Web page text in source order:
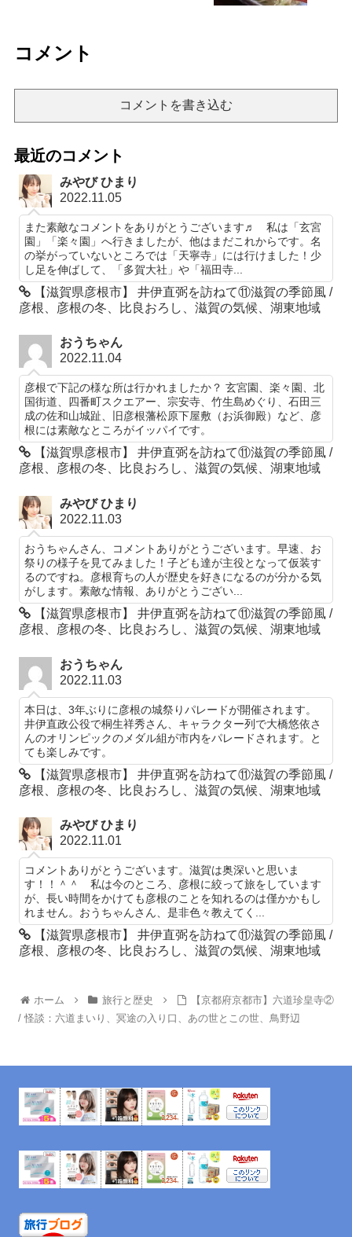
コメント
コメントを書き込む
最近のコメント
みやび ひまり
2022.11.05
また素敵なコメントをありがとうございます♬ 私は「玄宮
園」「楽々園」へ行きましたが、他はまだこれからです。名
の挙がっていないところでは「天寧寺」には行けました！少
し足を伸ばして、「多賀大社」や「福田寺...
【滋賀県彦根市】 井伊直弼を訪ねて⑪滋賀の季節風 /
彦根、彦根の冬、比良おろし、滋賀の気候、湖東地域
おうちゃん
2022.11.04
彦根で下記の様な所は行かれましたか？ 玄宮園、楽々園、北
国街道、四番町スクエアー、宗安寺、竹生島めぐり、石田三
成の佐和山城趾、旧彦根藩松原下屋敷（お浜御殿）など、彦
根には素敵なところがイッパイです。
【滋賀県彦根市】 井伊直弼を訪ねて⑪滋賀の季節風 /
彦根、彦根の冬、比良おろし、滋賀の気候、湖東地域
みやび ひまり
2022.11.03
おうちゃんさん、コメントありがとうございます。早速、お
祭りの様子を見てみました！子ども達が主役となって仮装す
るのですね。彦根育ちの人が歴史を好きになるのが分かる気
がします。素敵な情報、ありがとうござい...
【滋賀県彦根市】 井伊直弼を訪ねて⑪滋賀の季節風 /
彦根、彦根の冬、比良おろし、滋賀の気候、湖東地域
おうちゃん
2022.11.03
本日は、3年ぶりに彦根の城祭りパレードが開催されます。
井伊直政公役で桐生祥秀さん、キャラクター列で大橋悠依さ
んのオリンピックのメダル組が市内をパレードされます。と
ても楽しみです。
【滋賀県彦根市】 井伊直弼を訪ねて⑪滋賀の季節風 /
彦根、彦根の冬、比良おろし、滋賀の気候、湖東地域
みやび ひまり
2022.11.01
コメントありがとうございます。滋賀は奥深いと思いま
す！！＾＾ 私は今のところ、彦根に絞って旅をしています
が、長い時間をかけても彦根のことを知れるのは僅かかもし
れません。おうちゃんさん、是非色々教えてく...
【滋賀県彦根市】 井伊直弼を訪ねて⑪滋賀の季節風 /
彦根、彦根の冬、比良おろし、滋賀の気候、湖東地域
ホーム 旅行と歴史
【京都府京都市】六道珍皇寺②
/ 怪談：六道まいり、冥途の入り口、あの世とこの世、鳥野辺